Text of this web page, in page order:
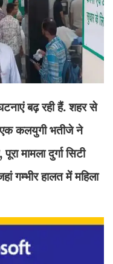
बढ़ रही हैं. शहर से
कलयुगी भतीजे ने
मामला दुर्गा सिटी
गम्भीर हालत में महिला